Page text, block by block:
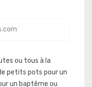
ou tous à la
petits pots pour un
un baptême ou